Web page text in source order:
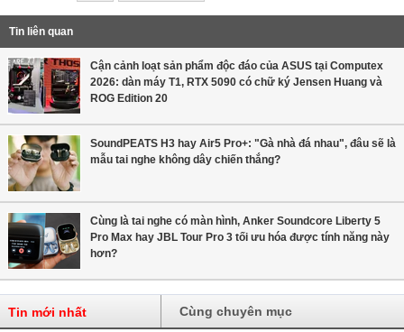
Tin liên quan
Cận cảnh loạt sản phẩm độc đáo của ASUS tại Computex
2026: dàn máy T1, RTX 5090 có chữ ký Jensen Huang và
ROG Edition 20
SoundPEATS H3 hay Air5 Pro+: "Gà nhà đá nhau", đâu sẽ là
mẫu tai nghe không dây chiến thắng?
Cùng là tai nghe có màn hình, Anker Soundcore Liberty 5
Pro Max hay JBL Tour Pro 3 tối ưu hóa được tính năng này
hơn?
Tin mới nhất Cùng chuyên mục